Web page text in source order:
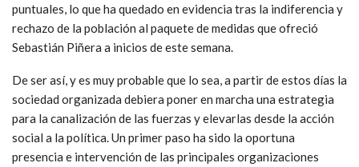
puntuales, lo que ha quedado en evidencia tras la indiferencia y
rechazo de la población al paquete de medidas que ofreció
Sebastián Piñera a inicios de este semana.
De ser así, y es muy probable que lo sea, a partir de estos días la
sociedad organizada debiera poner en marcha una estrategia
para la canalización de las fuerzas y elevarlas desde la acción
social a la política. Un primer paso ha sido la oportuna
presencia e intervención de las principales organizaciones